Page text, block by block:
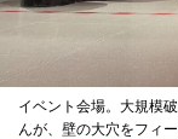
イベント会場。大規模
んが、壁の大穴をフィ